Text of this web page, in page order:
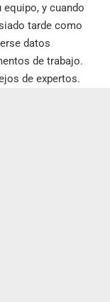
y cuando
tarde como
datos
de trabajo.
de expertos.